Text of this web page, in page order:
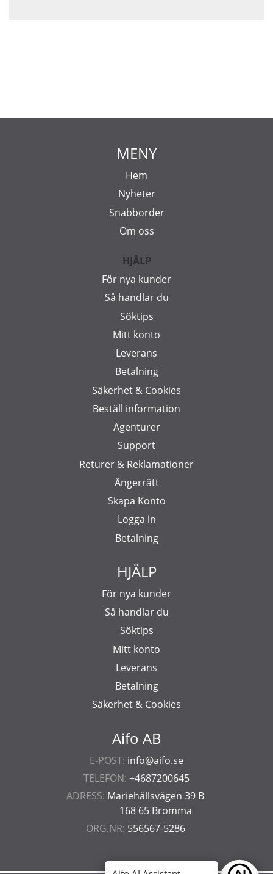
Aifo AB
E-POST: info@aifo.se
TELEFON: +4687200645
ADRESS: Mariehällsvägen 39 B
168 65 Bromma
ORG.NR: 556567-5286
MENY
Hem
Nyheter
Snabborder
Om oss
HJÄLP
För nya kunder
Så handlar du
Söktips
Mitt konto
Leverans
Betalning
Säkerhet & Cookies
Beställ information
Agenturer
Support
Returer & Reklamationer
Ångerrätt
Skapa Konto
Logga in
Betalning
HJÄLP
För nya kunder
Så handlar du
Söktips
Mitt konto
Leverans
Betalning
Säkerhet & Cookies